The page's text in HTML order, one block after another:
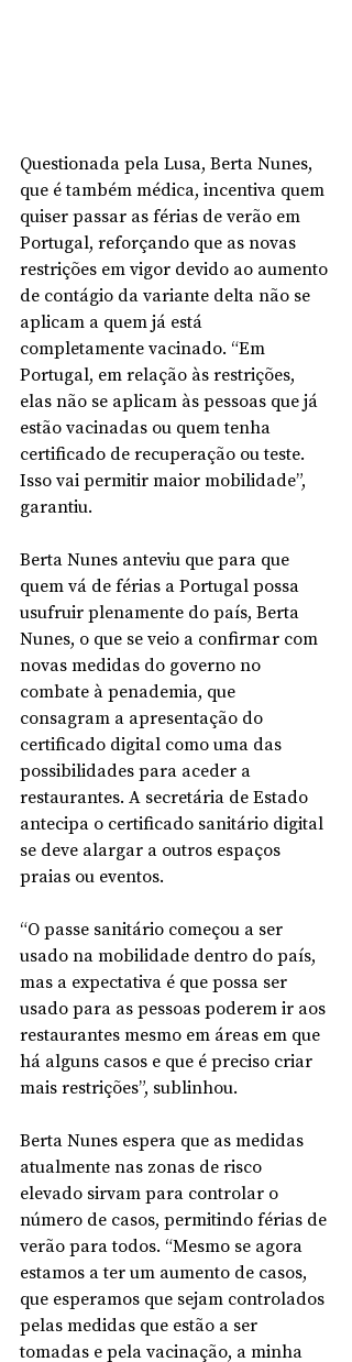
Questionada pela Lusa, Berta Nunes,
que é também médica, incentiva quem
quiser passar as férias de verão em
Portugal, reforçando que as novas
restrições em vigor devido ao aumento
de contágio da variante delta não se
aplicam a quem já está
completamente vacinado. “Em
Portugal, em relação às restrições,
elas não se aplicam às pessoas que já
estão vacinadas ou quem tenha
certificado de recuperação ou teste.
Isso vai permitir maior mobilidade”,
garantiu.
Berta Nunes anteviu que para que
quem vá de férias a Portugal possa
usufruir plenamente do país, Berta
Nunes, o que se veio a confirmar com
novas medidas do governo no
combate à penademia, que
consagram a apresentação do
certificado digital como uma das
possibilidades para aceder a
restaurantes. A secretária de Estado
antecipa o certificado sanitário digital
se deve alargar a outros espaços
praias ou eventos.
“O passe sanitário começou a ser
usado na mobilidade dentro do país,
mas a expectativa é que possa ser
usado para as pessoas poderem ir aos
restaurantes mesmo em áreas em que
há alguns casos e que é preciso criar
mais restrições”, sublinhou.
Berta Nunes espera que as medidas
atualmente nas zonas de risco
elevado sirvam para controlar o
número de casos, permitindo férias de
verão para todos. “Mesmo se agora
estamos a ter um aumento de casos,
que esperamos que sejam controlados
pelas medidas que estão a ser
tomadas e pela vacinação, a minha